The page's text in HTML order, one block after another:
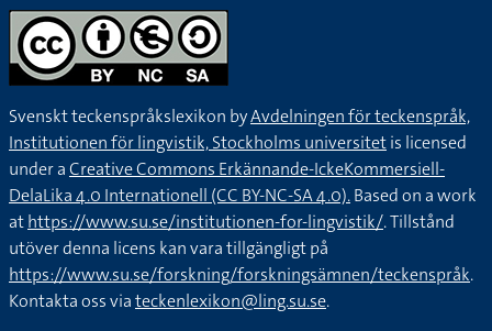
Svenskt teckenspråkslexikon byAvdelningen för teckenspråk,
Institutionen för lingvistik, Stockholms universitetis licensed
under aCreative Commons Erkännande-IckeKommersiell-
DelaLika 4.0 Internationell (CC BY-NC-SA 4.0).Based on a work
athttps://www.su.se/institutionen-for-lingvistik/. Tillstånd
utöver denna licens kan vara tillgängligt på
https://www.su.se/forskning/forskningsämnen/teckenspråk.
Kontakta oss viateckenlexikon@ling.su.se.